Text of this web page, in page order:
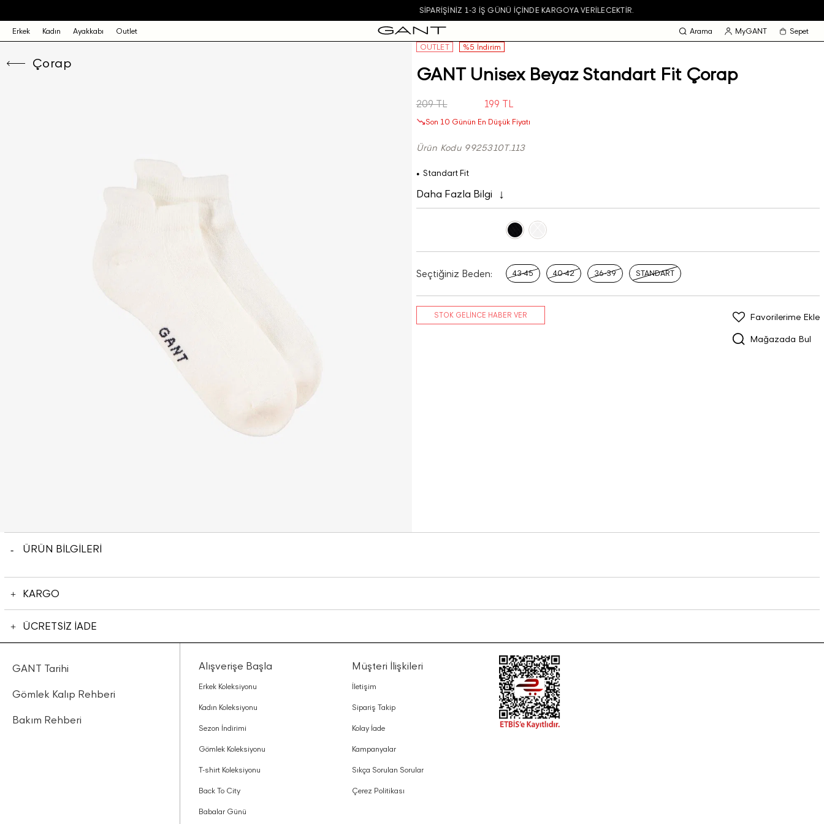
SIPARIŞINIZ 1-3 IŞ GÜNÜ IÇINDE KARGOYA VERILECEKTIR.
Erkek Kadın Ayakkabı Outlet Arama MyGANT Sepet
Çorap
OUTLET %5 İndirim
GANT Unisex Beyaz Standart Fit Çorap
209 TL 199 TL
Son 10 Günün En Düşük Fiyatı
Ürün Kodu 9925310T.113
Standart Fit
Daha Fazla Bilgi
Seçtiğiniz Beden: 43-45 40-42 36-39 STANDART
STOK GELİNCE HABER VER
Mağazada Bul
Favorilerime Ekle
ÜRÜN BİLGİLERİ
KARGO
ÜCRETSİZ İADE
GANT Tarihi
Gömlek Kalıp Rehberi
Bakım Rehberi
Alışverişe Başla
Erkek Koleksiyonu
Kadın Koleksiyonu
Sezon İndirimi
Gömlek Koleksiyonu
T-shirt Koleksiyonu
Back To City
Babalar Günü
Müşteri İlişkileri
İletişim
Sipariş Takip
Kolay İade
Kampanyalar
Sıkça Sorulan Sorular
Çerez Politikası